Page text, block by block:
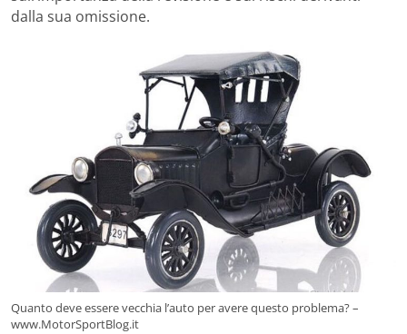
dalla sua omissione.
Quanto deve essere vecchia l’auto per avere questo problema? –
www.MotorSportBlog.it